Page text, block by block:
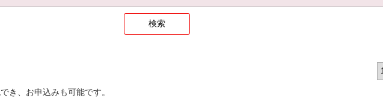
き、お申込みも可能です。